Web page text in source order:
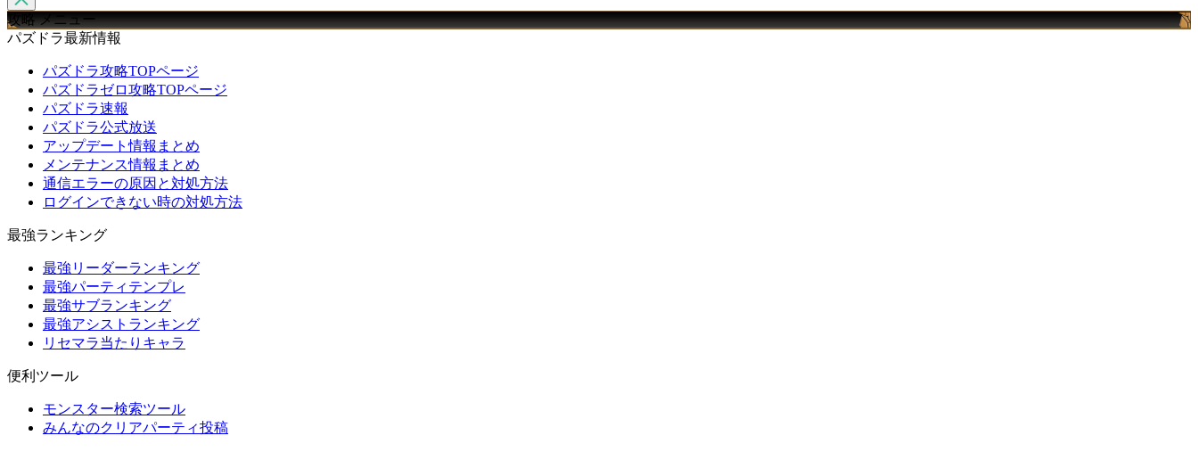
攻略 メニュー
パズドラ最新情報
パズドラ攻略TOPページ
パズドラゼロ攻略TOPページ
パズドラ速報
パズドラ公式放送
アップデート情報まとめ
メンテナンス情報まとめ
通信エラーの原因と対処方法
ログインできない時の対処方法
最強ランキング
最強リーダーランキング
最強パーティテンプレ
最強サブランキング
最強アシストランキング
リセマラ当たりキャラ
便利ツール
モンスター検索ツール
みんなのクリアパーティ投稿